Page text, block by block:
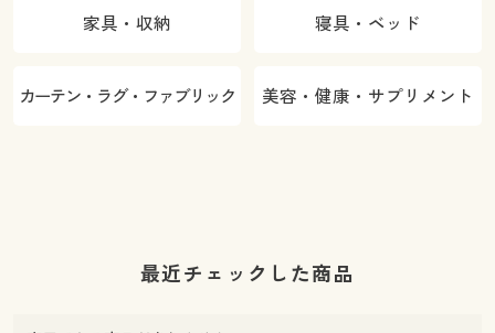
家具・収納 寝具・ベッド
カーテン・ラグ・ファブリック 美容・健康・サプリメント
最近チェックした商品